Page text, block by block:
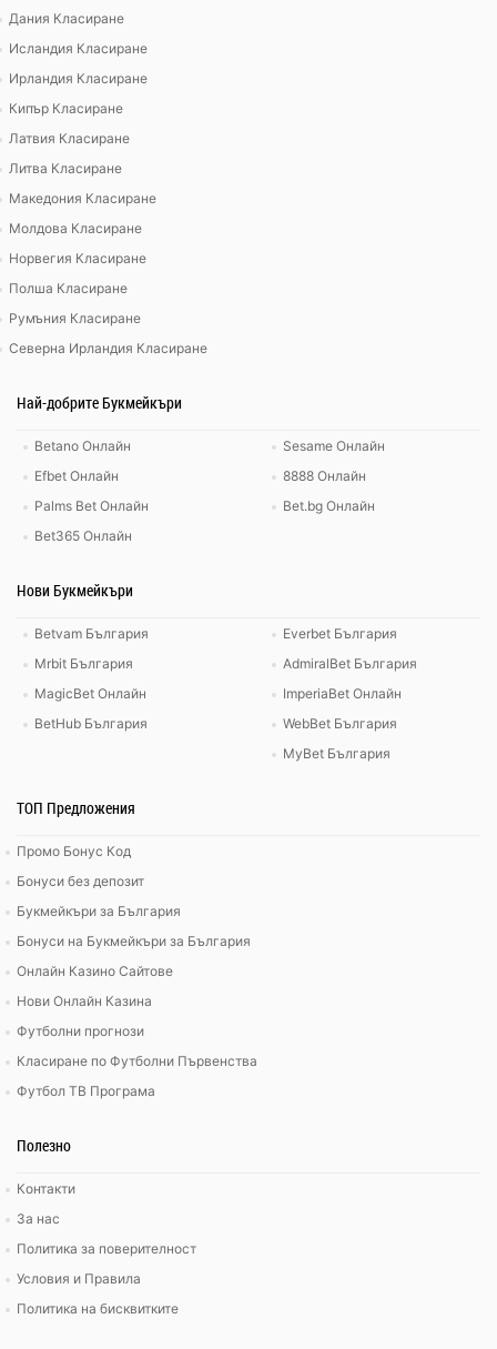
Дания Класиране
Исландия Класиране
Ирландия Класиране
Кипър Класиране
Латвия Класиране
Литва Класиране
Македония Класиране
Молдова Класиране
Норвегия Класиране
Полша Класиране
Румъния Класиране
Северна Ирландия Класиране
Най-добрите Букмейкъри
Betano Онлайн
Efbet Онлайн
Palms Bet Онлайн
Bet365 Онлайн
Sesame Онлайн
8888 Онлайн
Bet.bg Онлайн
Нови Букмейкъри
Betvam България
Mrbit България
MagicBet Онлайн
BetHub България
Everbet България
AdmiralBet България
ImperiaBet Онлайн
WebBet България
MyBet България
ТОП Предложения
Промо Бонус Код
Бонуси без депозит
Букмейкъри за България
Бонуси на Букмейкъри за България
Онлайн Казино Сайтове
Нови Онлайн Казина
Футболни прогнози
Класиране по Футболни Първенства
Футбол ТВ Програма
Полезно
Контакти
За нас
Политика за поверителност
Условия и Правила
Политика на бисквитките